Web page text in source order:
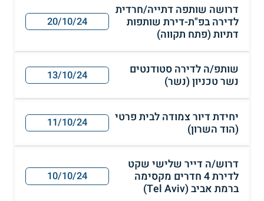
דרושה שותפה דתייה/חרדית
לדירה בפ"ת-דירת שותפות
דתיות (פתח תקווה)
20/10/24
שותפ/ה לדירה סטודנטים
נשר טכניון (נשר)
13/10/24
יחידת דיור צמודה לבית פרטי
(הוד השרון)
11/10/24
דרוש/ה דייר שלישי שקט
לדירת 4 חדרים מקסימה
ברמת אביב (Tel Aviv)
10/10/24